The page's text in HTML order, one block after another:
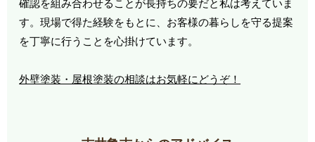
確認を組み合わせることが長持ちの要だと私は考えていま
す。現場で得た経験をもとに、お客様の暮らしを守る提案
を丁寧に行うことを心掛けています。
外壁塗装・屋根塗装の相談はお気軽にどうぞ！